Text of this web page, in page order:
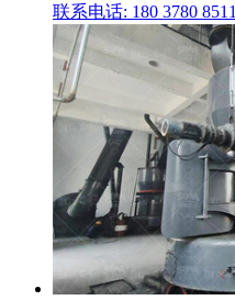
联系电话: 180 3780 8511